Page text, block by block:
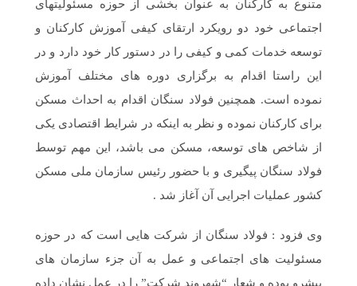
متنوع به کارکنان به عنوان بخشی از حوزه مسئولیتهای
اجتماعی خود دو رویکرد ارتقای کیفی آموزش کارکنان و
توسعه خدمات کمی و کیفی را در دستور کار خود دارد و در
این راستا اقدام به برگزاری دوره های مختلف آموزش
نموده است. همچنین فولاد سنگان اقدام به احداث مسکن
برای کارکنان نموده و نظر به اینکه در شرایط اقتصادی یکی
از شاخص های توسعه، مسکن می باشد، این مهم توسط
فولاد سنگان پیگیری و با حضور رئیس سازمان ملی مسکن
کشور عملیات اجرایی آن آغاز شد .
وی فزود : فولاد سنگان از شرکت هایی است که در حوزه
مسئولیت های اجتماعی و عمل به آن جزء سازمان های
پیشرو بوده و شعار “شهروند شرکت” را در عمل نشان داده